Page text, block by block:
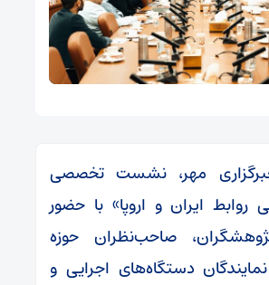
مهر، نشست تخصصی
روابط ایران و اروپا» با حضور
صاحب‌نظران حوزه
دستگاه‌های اجرایی و